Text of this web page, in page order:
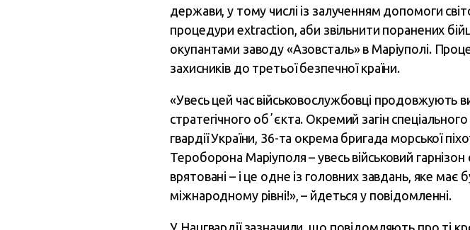
держави, у тому числі із залученням допомоги
процедури extraction, аби звільнити поранених
окупантами заводу «Азовсталь» в Маріуполі.
захисників до третьої безпечної країни.
«Увесь цей час військовослужбовці продовжують
стратегічного обʼєкта. Окремий загін
гвардії України, 36-та окрема бригада морської
Тероборона Маріуполя – увесь військовий
врятовані – і це одне із головних завдань, яке
міжнародному рівні!», – йдеться у повідомленні.
У Нацгвардії зазначили, що повідомляють про ті